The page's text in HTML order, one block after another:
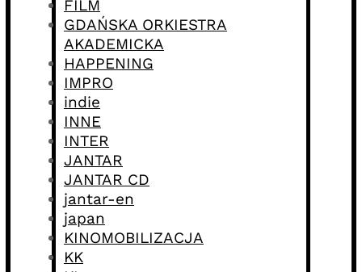
FILM
GDAŃSKA ORKIESTRA
AKADEMICKA
HAPPENING
IMPRO
indie
INNE
INTER
JANTAR
JANTAR CD
jantar-en
japan
KINOMOBILIZACJA
KK